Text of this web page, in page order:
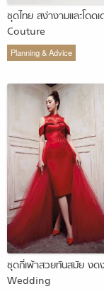
ชุดไทย สง่างามและโด
Couture
Planning & Advice
ชุดกี่เพ้าสวยทันสมัย งด
Wedding